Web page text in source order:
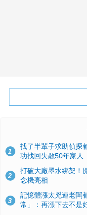
1
找了半輩子求助偵探
功找回失散50年家人
2
打破大廠墨水綁架！
念機亮相
3
記憶體漲太兇連老闆
常」：再漲下去不是